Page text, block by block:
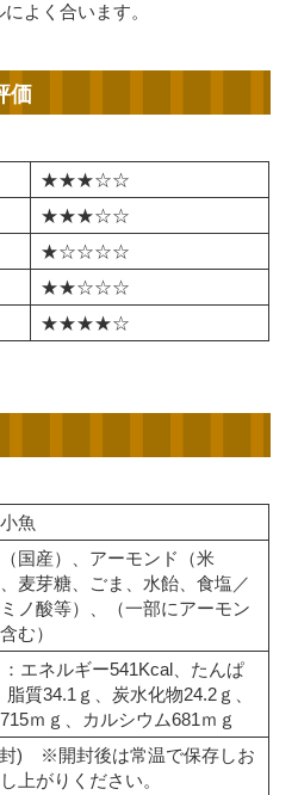
よく合います。
価
★★★☆☆
★★★☆☆
★☆☆☆☆
★★☆☆☆
★★★★☆
魚
国産）、アーモンド（米
麦芽糖、ごま、水飴、食塩／
ノ酸等）、（一部にアーモン
む）
エネルギー541Kcal、たんぱ
脂質34.1ｇ、炭水化物24.2ｇ、
ｍｇ、カルシウム681ｍｇ
封) ※開封後は常温で保存しお
上がりください。